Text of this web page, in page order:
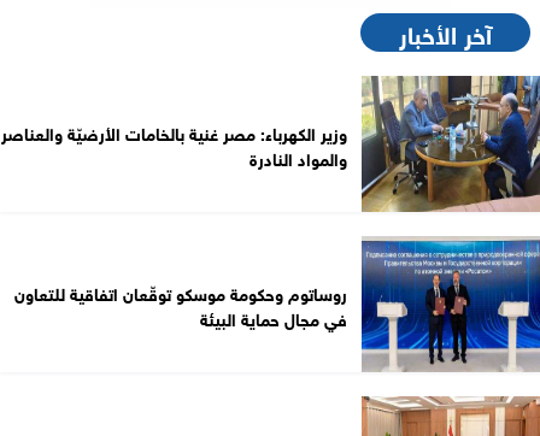
آخر الأخبار
وزير الكهرباء: مصر غنية بالخامات الأرضيّة والعناصر
والمواد النادرة
روساتوم وحكومة موسكو توقّعان اتفاقية للتعاون
في مجال حماية البيئة